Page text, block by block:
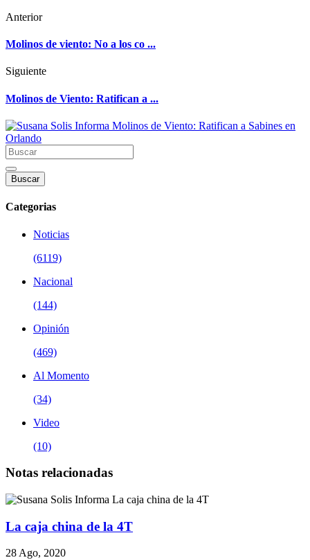
Anterior
Molinos de viento: No a los co ...
Siguiente
Molinos de Viento: Ratifican a ...
Buscar
Categorias
Noticias
(6119)
Nacional
(144)
Opinión
(469)
Al Momento
(34)
Video
(10)
Notas relacionadas
La caja china de la 4T
28 Ago, 2020